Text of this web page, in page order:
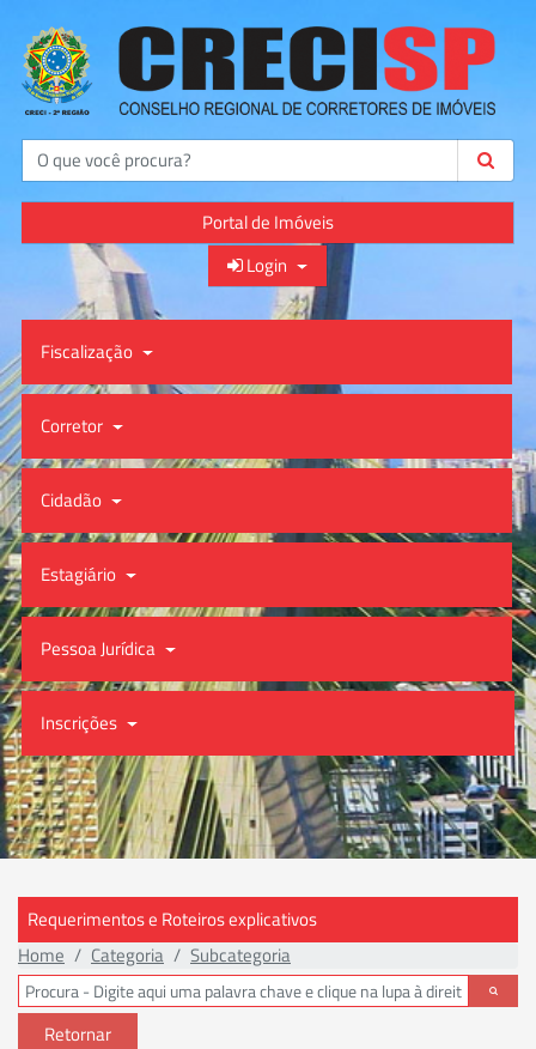
Buscar
Portal de Imóveis
Login
Fiscalização
Corretor
Cidadão
Estagiário
Pessoa Jurídica
Inscrições
Requerimentos e Roteiros explicativos
Home
Categoria Subcategoria
Retornar